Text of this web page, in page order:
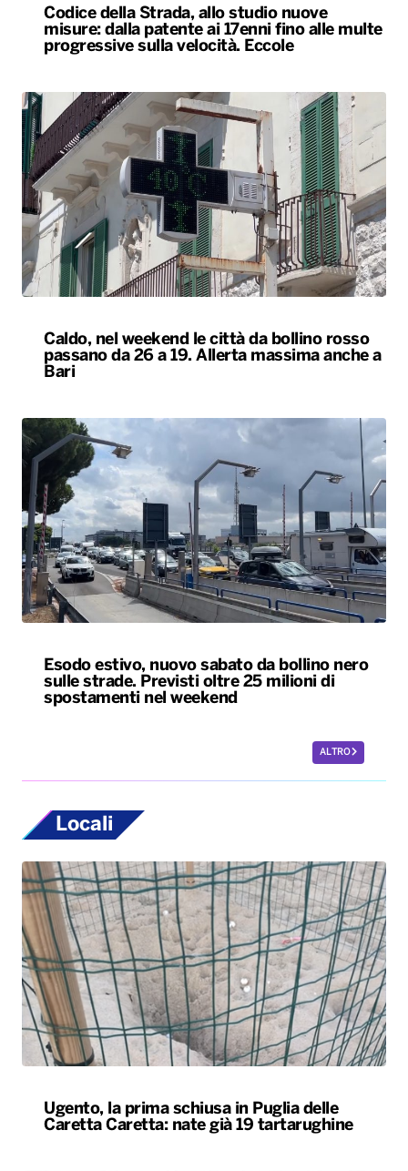
Codice della Strada, allo studio nuove
misure: dalla patente ai 17enni fino alle multe
progressive sulla velocità. Eccole
Caldo, nel weekend le città da bollino rosso
passano da 26 a 19. Allerta massima anche a
Bari
Esodo estivo, nuovo sabato da bollino nero
sulle strade. Previsti oltre 25 milioni di
spostamenti nel weekend
ALTRO
Locali
Ugento, la prima schiusa in Puglia delle
Caretta Caretta: nate già 19 tartarughine